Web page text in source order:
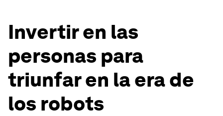
Invertir en las
personas para
triunfar en la era de
los robots